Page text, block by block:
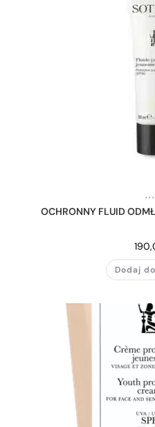
,,
OCHRONNY FLUID
Dodaj